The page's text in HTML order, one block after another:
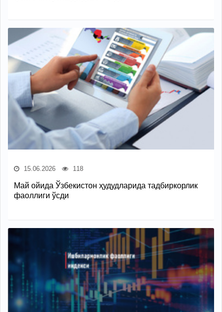
15.06.2026 118
Май ойида Ўзбекистон ҳудудларида тадбиркорлик
фаоллиги ўсди